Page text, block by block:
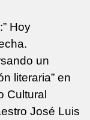
Hoy
un
literaria” en
Cultural
José Luis